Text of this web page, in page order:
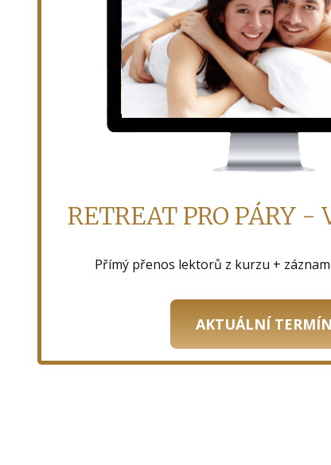
RETREAT PRO PÁRY -
Přímý přenos lektorů z kurzu +
AKTUÁLNÍ TERMÍN